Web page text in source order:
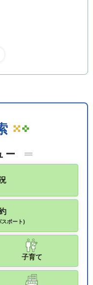
ー
ポート)
子育て